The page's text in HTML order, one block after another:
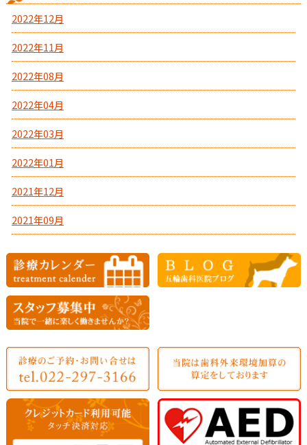
2022年12月
2022年11月
2022年08月
2022年04月
2022年03月
2022年01月
2021年12月
2021年09月
2021年05月
2021年03月
2021年01月
2020年12月
2020年11月